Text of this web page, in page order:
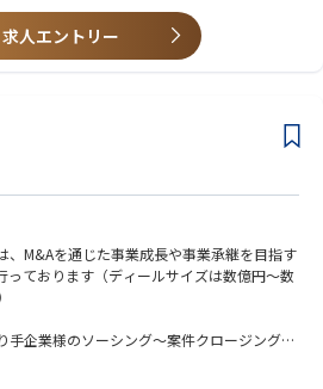
顧客およびそのアドバイザーと密接に連携し
ションを提案・実現していく、提案力とプロ
ジションです。
ベートエクイティファンド、アセットマネ
化、LBOファイナンス、プロジェクトファイ
資等の大型案件に携わります。単なる営業職
ョン構築からストラクチャリング、条件交
プロジェクトマネジメントまでを一貫して担
です。経営陣と直接連携しながら事業拡大の
な信託ソリューションを創出していただき
求人エントリー
、M&Aを通じた事業成長や事業承継を目指す
っております（ディールサイズは数億円～数
手企業様のソーシング～案件クロージングま
担っていただきます。